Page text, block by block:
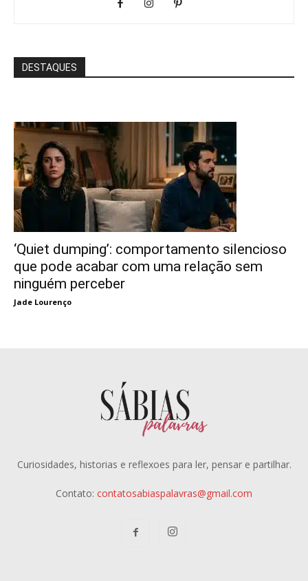
DESTAQUES
‘Quiet dumping’: comportamento silencioso
que pode acabar com uma relação sem
ninguém perceber
Jade Lourenço
Curiosidades, historias e reflexoes para ler, pensar e partilhar.
Contato: contatosabiaspalavras@gmail.com